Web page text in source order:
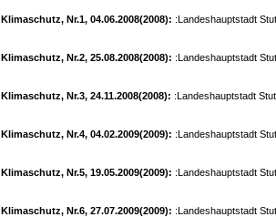
Nr.1, 04.06.2008(2008): :Landeshauptstadt
Nr.2, 25.08.2008(2008): :Landeshauptstadt
Nr.3, 24.11.2008(2008): :Landeshauptstadt
Nr.4, 04.02.2009(2009): :Landeshauptstadt
Nr.5, 19.05.2009(2009): :Landeshauptstadt
Nr.6, 27.07.2009(2009): :Landeshauptstadt